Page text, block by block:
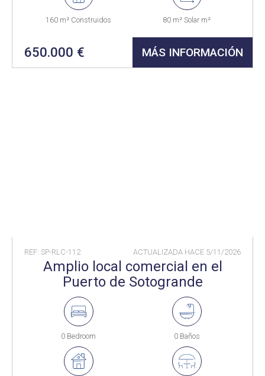
160 m² Construidos 80 m² Solar m²
650.000 € MÁS INFORMACIÓN
REF: SP-RLC-112 ACTUALIZADA HACE 5/11/2026
Amplio local comercial en el
Puerto de Sotogrande
0 Bedroom 0 Baños